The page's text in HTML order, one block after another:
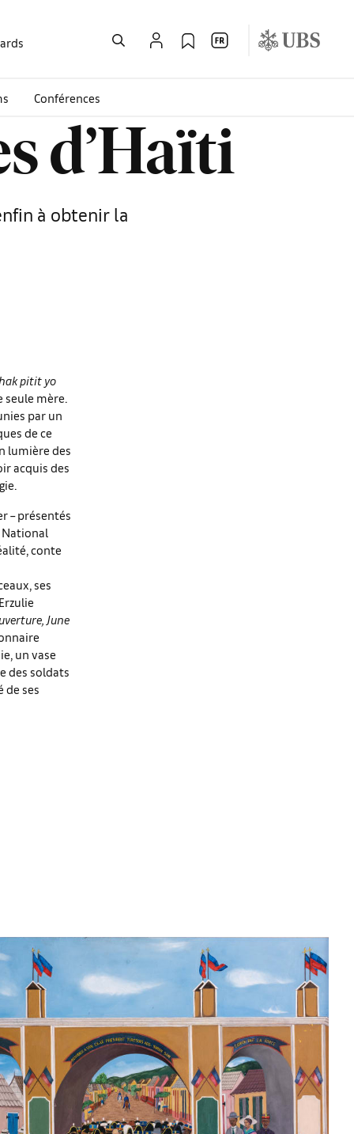
Conférences
d’Haïti
à obtenir la
pitit yo
seule mère.
par un
de ce
lumière des
acquis des
– présentés
National
conte
ses
June
un vase
des soldats
de ses